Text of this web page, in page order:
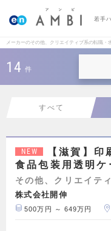
若手
メーカーのその他、クリエイティブ系の転職・
14 件
すべて
NEW
【滋賀】印
食品包装用透明ケ
その他、クリエイテ
株式会社開伸
500万円 ～ 649万円